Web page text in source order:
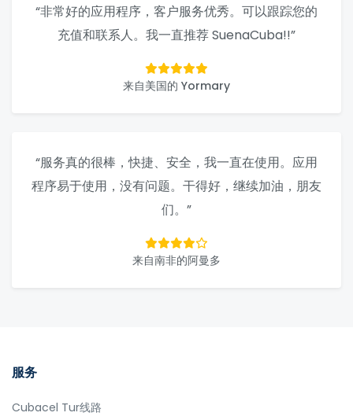
“非常好的应用程序，客户服务优秀。可以跟踪您的
充值和联系人。我一直推荐 SuenaCuba!!”
来自美国的 Yormary
“服务真的很棒，快捷、安全，我一直在使用。应用
程序易于使用，没有问题。干得好，继续加油，朋友
们。”
来自南非的阿曼多
服务
Cubacel Tur线路